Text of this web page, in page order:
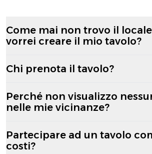
Come mai non trovo il
vorrei creare il mio tavolo?
Chi prenota il tavolo?
Perché non visualizzo
nelle mie vicinanze?
Partecipare ad un tavolo
costi?